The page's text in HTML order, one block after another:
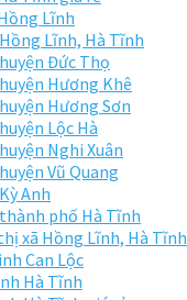
Lĩnh
Lĩnh, Hà Tĩnh
Đức Thọ
Hương Khê
Hương Sơn
Lộc Hà
Nghi Xuân
Vũ Quang
Anh
phố Hà Tĩnh
xã Hồng Lĩnh, Hà Tĩnh
Can Lộc
Hà Tĩnh